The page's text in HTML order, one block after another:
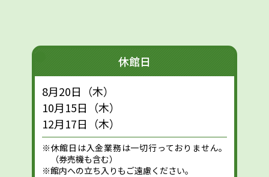
休館日
8月20日（木）
10月15日（木）
12月17日（木）
※休館日は入金業務は一切行っておりません。
（券売機も含む）
※館内への立ち入りもご遠慮ください。